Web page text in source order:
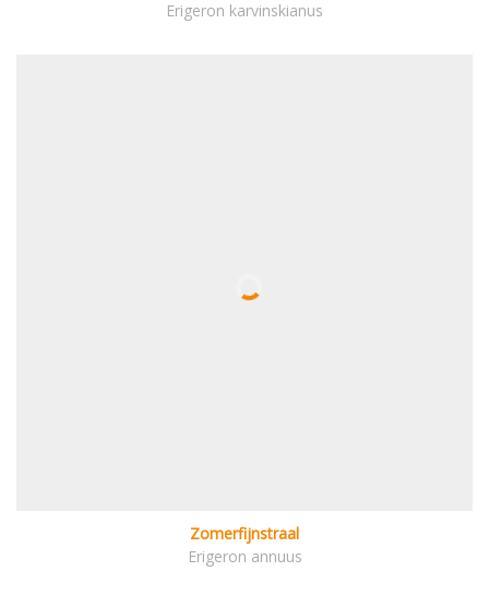
Erigeron karvinskianus
Zomerfijnstraal
Erigeron annuus